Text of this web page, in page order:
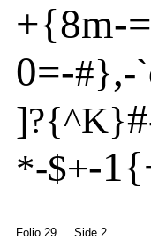
+{8m-=
0=-#},-
]?{^K}#
*-$+-1{
Folio 29 Side 2